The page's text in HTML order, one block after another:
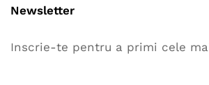
Newsletter
Inscrie-te pentru a primi cele